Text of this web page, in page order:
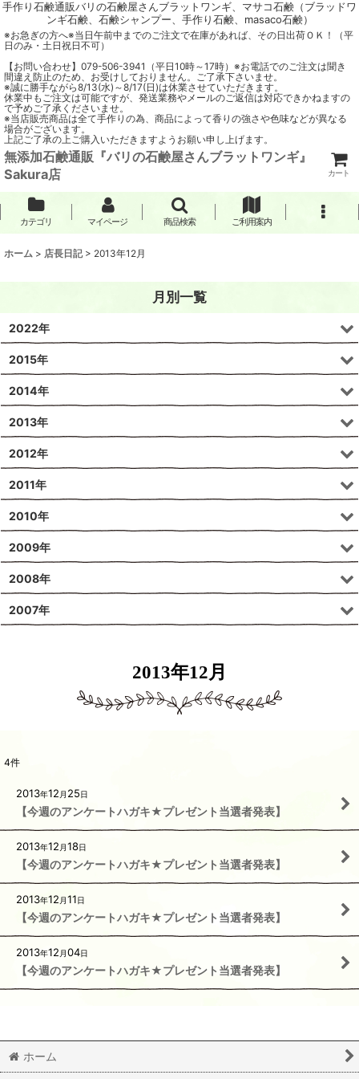
手作り石鹸通販バリの石鹸屋さんブラットワンギ、マサコ石鹸（ブラッドワ
ンギ石鹸、石鹸シャンプー、手作り石鹸、masaco石鹸）
※お急ぎの方へ※当日午前中までのご注文で在庫があれば、その日出荷ＯＫ！（平
日のみ・土日祝日不可）
【お問い合わせ】079-506-3941（平日10時～17時）※お電話でのご注文は聞き
間違え防止のため、お受けしておりません。ご了承下さいませ。
※誠に勝手ながら8/13(水)～8/17(日)は休業させていただきます。
休業中もご注文は可能ですが、発送業務やメールのご返信は対応できかねますの
で予めご了承くださいませ。
※当店販売商品は全て手作りの為、商品によって香りの強さや色味などが異なる
場合がございます。
上記ご了承の上ご購入いただきますようお願い申し上げます。
無添加石鹸通販『バリの石鹸屋さんブラットワンギ』
Sakura店
カート
カテゴリ マイページ 商品検索 ご利用案内
ホーム > 店長日記 > 2013年12月
2013年12月
4件
2013年12 月 25日
【今週のアンケートハガキ★プレゼント当選者発表】
2013年12 月18日
【今週のアンケートハガキ★プレゼント当選者発表】
2013年12 月11日
【今週のアンケートハガキ★プレゼント当選者発表】
2013年12 月04日
【今週のアンケートハガキ★プレゼント当選者発表】
月別一覧
2022年
2015年
2014年
2013年
2012年
2011年
2010年
2009年
2008年
2007年
ホーム